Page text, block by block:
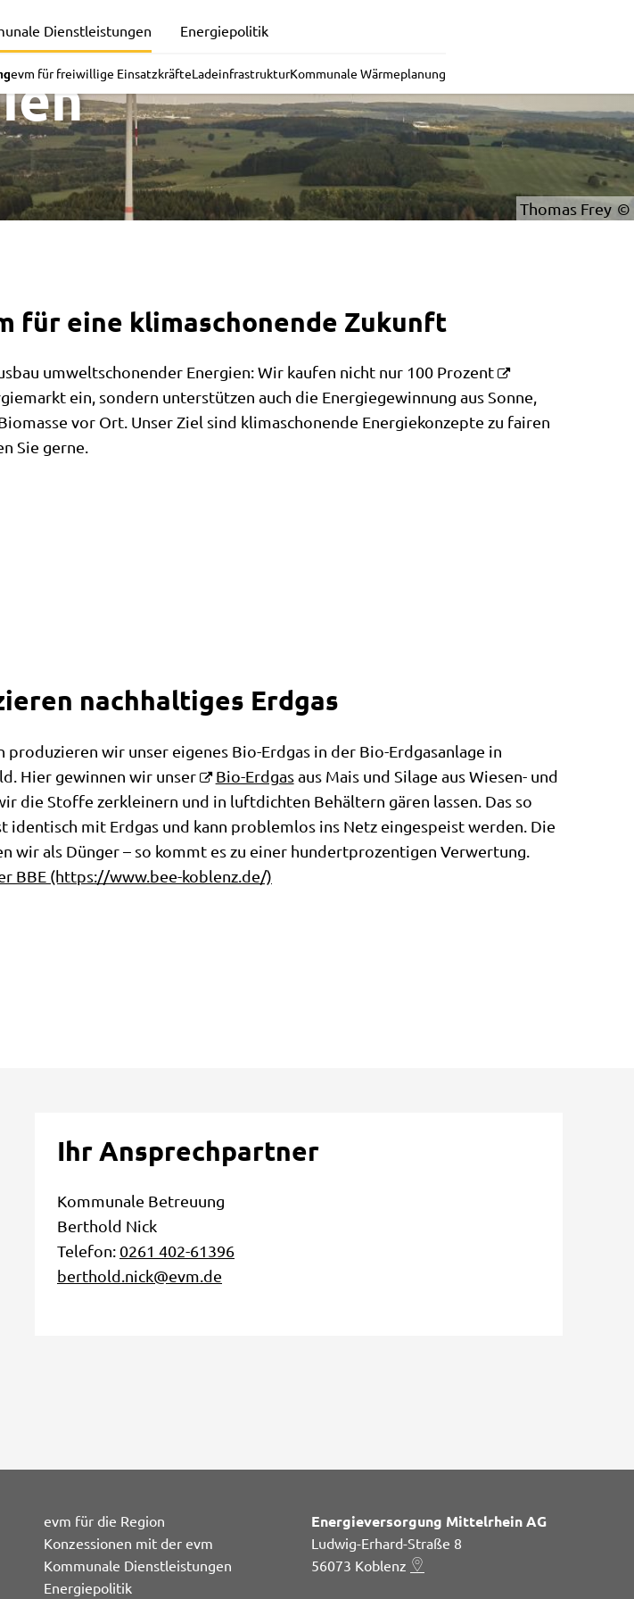
Dienstleistungen Energiepolitik
evm für freiwillige EinsatzkräfteLadeinfrastrukturKommunale Wärmeplanung
Thomas Frey
für eine klimaschonende Zukunft
umweltschonender Energien: Wir kaufen nicht nur 100 Prozent
ein, sondern unterstützen auch die Energiegewinnung aus Sonne,
vor Ort. Unser Ziel sind klimaschonende Energiekonzepte zu fairen
Sie gerne.
nachhaltiges Erdgas
produzieren wir unser eigenes Bio-Erdgas in der Bio-Erdgasanlage in
Hier gewinnen wir unser
Bio-Erdgasaus Mais und Silage aus Wiesen- und
die Stoffe zerkleinern und in luftdichten Behältern gären lassen. Das so
identisch mit Erdgas und kann problemlos ins Netz eingespeist werden. Die
wir als Dünger – so kommt es zu einer hundertprozentigen Verwertung.
BBE (https://www.bee-koblenz.de/)
Ihr Ansprechpartner
Kommunale Betreuung
Berthold Nick
Telefon: 0261 402-61396
berthold.nick@evm.de
evm für die Region
Konzessionen mit der evm
Kommunale Dienstleistungen
Energiepolitik
Energieversorgung Mittelrhein AG
Ludwig-Erhard-Straße 8
56073 Koblenz